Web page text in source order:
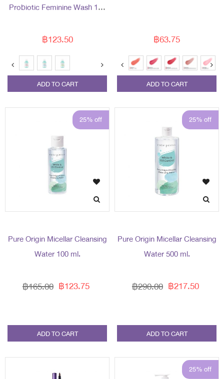
Probiotic Feminine Wash 150
฿123.50
ADD TO CART
฿63.75
ADD TO CART
25% off
Pure Origin Micellar Cleansing
Water 100 ml.
฿123.75
฿165.00
ADD TO CART
25% off
Pure Origin Micellar Cleansing
Water 500 ml.
฿217.50
฿290.00
ADD TO CART
25% off